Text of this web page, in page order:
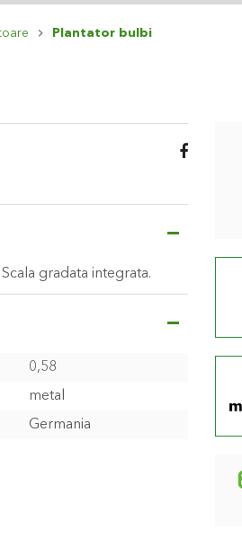
Plantator bulbi
gradata integrata.
0,58
metal
Germania